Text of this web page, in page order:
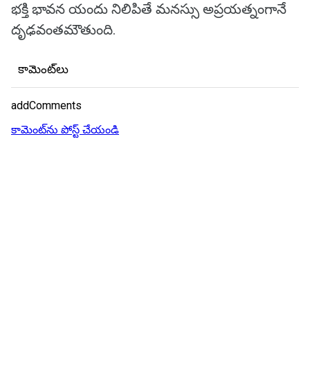
భక్తి భావన యందు నిలిపితే మనస్సు అప్రయత్నంగానే
దృఢవంతమౌతుంది.
కామెంట్‌లు
addComments
కామెంట్‌ను పోస్ట్ చేయండి